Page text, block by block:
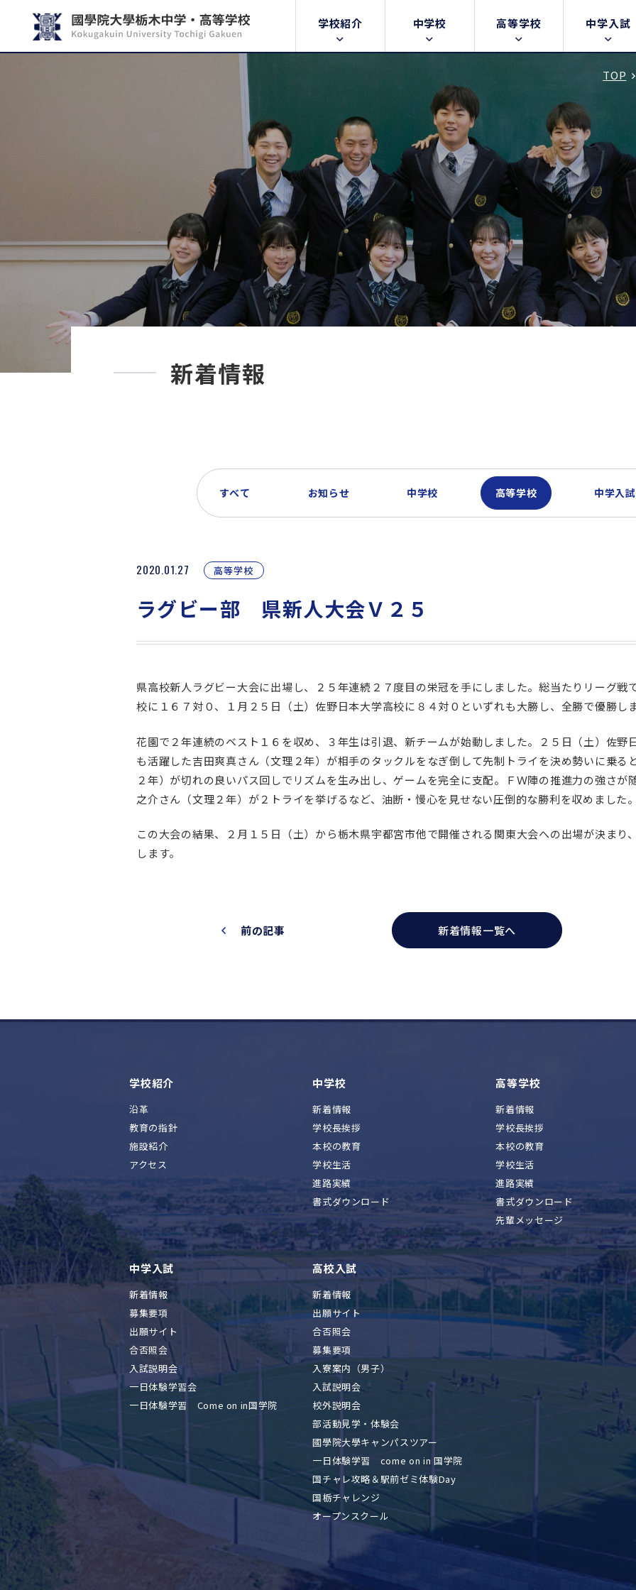
学校紹介 中学校 高等学校 中学入試
新着情報
TOP
すべて お知らせ 中学校 高等学校 中学入試
2020.01.27 高等学校
ラグビー部 県新人大会Ｖ２５
県高校新人ラグビー大会に出場し、２５年連続２７度目の栄冠を手にしました。総当たりリーグ戦
校に１６７対０、１月２５日（土）佐野日本大学高校に８４対０といずれも大勝し、全勝で優勝し
花園で２年連続のベスト１６を収め、３年生は引退、新チームが始動しました。２５日（土）佐野
も活躍した吉田爽真さん（文理２年）が相手のタックルをなぎ倒して先制トライを決め勢いに乗る
２年）が切れの良いパス回しでリズムを生み出し、ゲームを完全に支配。ＦＷ陣の推進力の強さが
之介さん（文理２年）が２トライを挙げるなど、油断・慢心を見せない圧倒的な勝利を収めました
この大会の結果、２月１５日（土）から栃木県宇都宮市他で開催される関東大会への出場が決まり
します。
新着情報一覧へ
前の記事
学校紹介
沿革
教育の指針
施設紹介
アクセス
中学校
新着情報
学校長挨拶
本校の教育
学校生活
進路実績
書式ダウンロード
高等学校
新着情報
学校長挨拶
本校の教育
学校生活
進路実績
書式ダウンロード
先輩メッセージ
中学入試
新着情報
募集要項
出願サイト
合否照会
入試説明会
一日体験学習会
一日体験学習 Come on in国学院
高校入試
新着情報
出願サイト
合否照会
募集要項
入寮案内（男子）
入試説明会
校外説明会
部活動見学・体験会
國學院大學キャンパスツアー
一日体験学習 come on in 国学院
国チャレ攻略＆駅前ゼミ体験Day
国栃チャレンジ
オープンスクール